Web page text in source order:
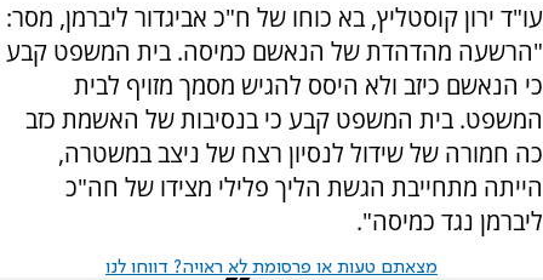
עו"ד ירון קוסטליץ, בא כוחו של ח"כ אביגדור ליברמן, מסר:
"הרשעה מהדהדת של הנאשם כמיסה. בית המשפט קבע
כי הנאשם כיזב ולא היסס להגיש מסמך מזויף לבית
המשפט. בית המשפט קבע כי בנסיבות של האשמת כזב
כה חמורה של שידול לנסיון רצח של ניצב במשטרה,
הייתה מתחייבת הגשת הליך פלילי מצידו של חה"כ
ליברמן נגד כמיסה".
מצאתם טעות או פרסומת לא ראויה? דווחו לנו